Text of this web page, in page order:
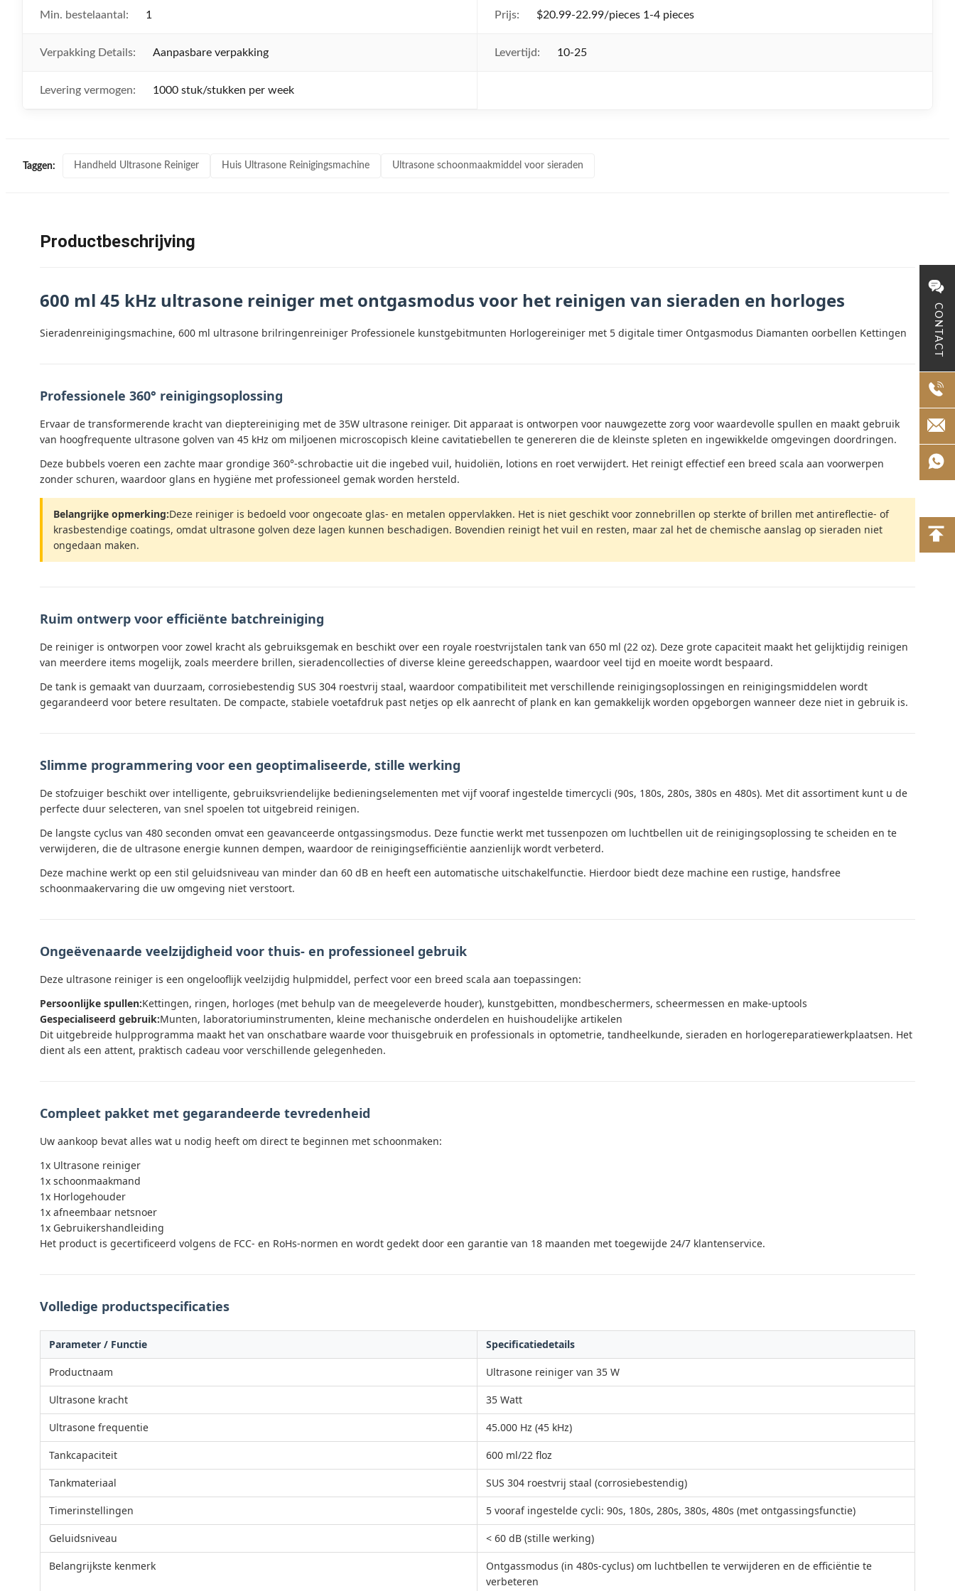
CONTACT
Min. bestelaantal: 1 Prijs: $20.99-22.99/pieces 1-4 pieces
Verpakking Details: Aanpasbare verpakking Levertijd: 10-25
Levering vermogen: 1000 stuk/stukken per week
Taggen: Handheld Ultrasone Reiniger Huis Ultrasone Reinigingsmachine Ultrasone schoonmaakmiddel voor sieraden
Productbeschrijving
600 ml 45 kHz ultrasone reiniger met ontgasmodus voor het reinigen van sieraden en horloges
Sieradenreinigingsmachine, 600 ml ultrasone brilringenreiniger Professionele kunstgebitmunten Horlogereiniger met 5 digitale timer Ontgasmodus Diamanten oorbellen Kettingen
Professionele 360° reinigingsoplossing
Ervaar de transformerende kracht van dieptereiniging met de 35W ultrasone reiniger. Dit apparaat is ontworpen voor nauwgezette zorg voor waardevolle spullen en maakt gebruik
van hoogfrequente ultrasone golven van 45 kHz om miljoenen microscopisch kleine cavitatiebellen te genereren die de kleinste spleten en ingewikkelde omgevingen doordringen.
Deze bubbels voeren een zachte maar grondige 360°-schrobactie uit die ingebed vuil, huidoliën, lotions en roet verwijdert. Het reinigt effectief een breed scala aan voorwerpen
zonder schuren, waardoor glans en hygiëne met professioneel gemak worden hersteld.
Belangrijke opmerking:Deze reiniger is bedoeld voor ongecoate glas- en metalen oppervlakken. Het is niet geschikt voor zonnebrillen op sterkte of brillen met antireflectie- of
krasbestendige coatings, omdat ultrasone golven deze lagen kunnen beschadigen. Bovendien reinigt het vuil en resten, maar zal het de chemische aanslag op sieraden niet
ongedaan maken.
Ruim ontwerp voor efficiënte batchreiniging
De reiniger is ontworpen voor zowel kracht als gebruiksgemak en beschikt over een royale roestvrijstalen tank van 650 ml (22 oz). Deze grote capaciteit maakt het gelijktijdig reinigen
van meerdere items mogelijk, zoals meerdere brillen, sieradencollecties of diverse kleine gereedschappen, waardoor veel tijd en moeite wordt bespaard.
De tank is gemaakt van duurzaam, corrosiebestendig SUS 304 roestvrij staal, waardoor compatibiliteit met verschillende reinigingsoplossingen en reinigingsmiddelen wordt
gegarandeerd voor betere resultaten. De compacte, stabiele voetafdruk past netjes op elk aanrecht of plank en kan gemakkelijk worden opgeborgen wanneer deze niet in gebruik is.
Slimme programmering voor een geoptimaliseerde, stille werking
De stofzuiger beschikt over intelligente, gebruiksvriendelijke bedieningselementen met vijf vooraf ingestelde timercycli (90s, 180s, 280s, 380s en 480s). Met dit assortiment kunt u de
perfecte duur selecteren, van snel spoelen tot uitgebreid reinigen.
De langste cyclus van 480 seconden omvat een geavanceerde ontgassingsmodus. Deze functie werkt met tussenpozen om luchtbellen uit de reinigingsoplossing te scheiden en te
verwijderen, die de ultrasone energie kunnen dempen, waardoor de reinigingsefficiëntie aanzienlijk wordt verbeterd.
Deze machine werkt op een stil geluidsniveau van minder dan 60 dB en heeft een automatische uitschakelfunctie. Hierdoor biedt deze machine een rustige, handsfree
schoonmaakervaring die uw omgeving niet verstoort.
Ongeëvenaarde veelzijdigheid voor thuis- en professioneel gebruik
Deze ultrasone reiniger is een ongelooflijk veelzijdig hulpmiddel, perfect voor een breed scala aan toepassingen:
Persoonlijke spullen:Kettingen, ringen, horloges (met behulp van de meegeleverde houder), kunstgebitten, mondbeschermers, scheermessen en make-uptools
Gespecialiseerd gebruik:Munten, laboratoriuminstrumenten, kleine mechanische onderdelen en huishoudelijke artikelen
Dit uitgebreide hulpprogramma maakt het van onschatbare waarde voor thuisgebruik en professionals in optometrie, tandheelkunde, sieraden en horlogereparatiewerkplaatsen. Het
dient als een attent, praktisch cadeau voor verschillende gelegenheden.
Compleet pakket met gegarandeerde tevredenheid
Uw aankoop bevat alles wat u nodig heeft om direct te beginnen met schoonmaken:
1x Ultrasone reiniger
1x schoonmaakmand
1x Horlogehouder
1x afneembaar netsnoer
1x Gebruikershandleiding
Het product is gecertificeerd volgens de FCC- en RoHs-normen en wordt gedekt door een garantie van 18 maanden met toegewijde 24/7 klantenservice.
Volledige productspecificaties
Parameter / Functie Specificatiedetails
Productnaam Ultrasone reiniger van 35 W
Ultrasone kracht 35 Watt
Ultrasone frequentie 45.000 Hz (45 kHz)
Tankcapaciteit 600 ml/22 floz
Tankmateriaal SUS 304 roestvrij staal (corrosiebestendig)
Timerinstellingen 5 vooraf ingestelde cycli: 90s, 180s, 280s, 380s, 480s (met ontgassingsfunctie)
Geluidsniveau < 60 dB (stille werking)
Belangrijkste kenmerk
Ontgassmodus (in 480s-cyclus) om luchtbellen te verwijderen en de efficiëntie te
verbeteren